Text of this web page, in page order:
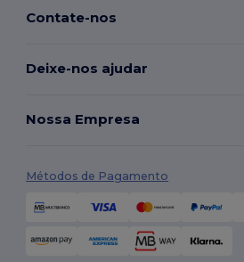
Contate-nos
Deixe-nos ajudar
Nossa Empresa
Métodos de Pagamento